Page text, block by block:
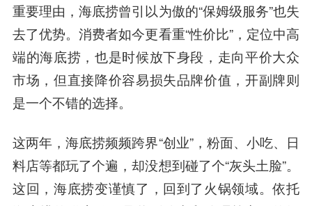
重要理由，海底捞曾引以为傲的“保姆级服务”也失
去了优势。消费者如今更看重“性价比”，定位中高
端的海底捞，也是时候放下身段，走向平价大众
市场，但直接降价容易损失品牌价值，开副牌则
是一个不错的选择。
这两年，海底捞频频跨界“创业”，粉面、小吃、日
料店等都玩了个遍，却没想到碰了个“灰头土脸”。
这回，海底捞变谨慎了，回到了火锅领域。依托